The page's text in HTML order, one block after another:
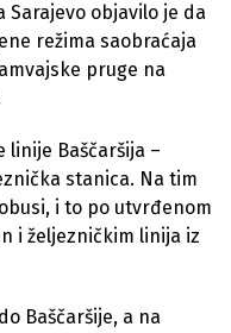
objavilo je da
režima saobraćaja
pruge na
linije Baščaršija –
stanica. Na tim
i to po utvrđenom
i željezničkim linija iz
Baščaršije, a na